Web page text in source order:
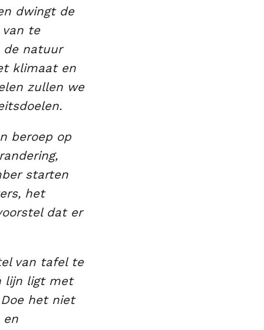
dwingt de
te
de natuur
klimaat en
zullen we
beroep op
starten
het
dat er
van tafel te
lijn ligt met
het niet
en